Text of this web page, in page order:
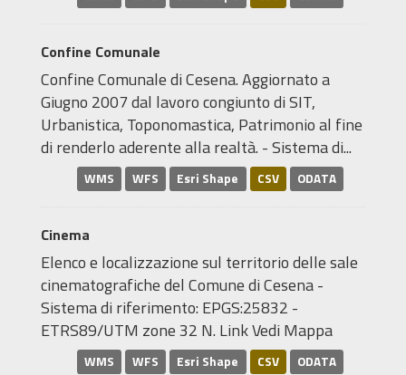
Confine Comunale
Confine Comunale di Cesena. Aggiornato a
Giugno 2007 dal lavoro congiunto di SIT,
Urbanistica, Toponomastica, Patrimonio al fine
di renderlo aderente alla realtà. - Sistema di...
WMS WFS Esri Shape CSV ODATA
Cinema
Elenco e localizzazione sul territorio delle sale
cinematografiche del Comune di Cesena -
Sistema di riferimento: EPGS:25832 -
ETRS89/UTM zone 32 N. Link Vedi Mappa
WMS WFS Esri Shape CSV ODATA